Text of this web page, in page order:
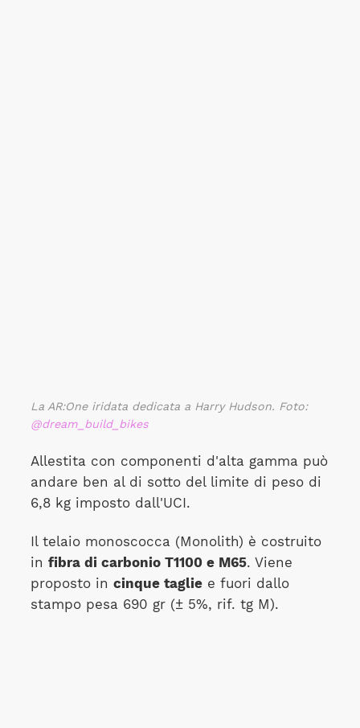
La AR:One iridata dedicata a Harry Hudson. Foto:
@dream_build_bikes
Allestita con componenti d'alta gamma può
andare ben al di sotto del limite di peso di
6,8 kg imposto dall'UCI.
Il telaio monoscocca (Monolith) è costruito
in fibra di carbonio T1100 e M65. Viene
proposto in cinque tagliee fuori dallo
stampo pesa 690 gr (± 5%, rif. tg M).